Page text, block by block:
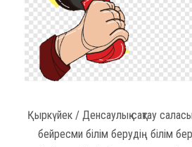
Қыркүйек / Денсаулық сақтау
бейресми білім берудің білім